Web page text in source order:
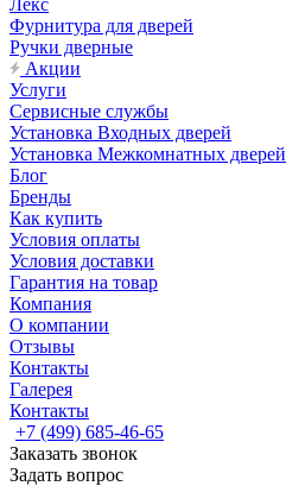
Лекс
Фурнитура для дверей
Ручки дверные
Акции
Услуги
Сервисные службы
Установка Входных дверей
Установка Межкомнатных дверей
Блог
Бренды
Как купить
Условия оплаты
Условия доставки
Гарантия на товар
Компания
О компании
Отзывы
Контакты
Галерея
Контакты
+7 (499) 685-46-65
Заказать звонок
Задать вопрос